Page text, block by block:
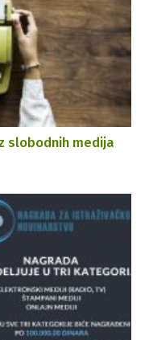
slobodnih medija